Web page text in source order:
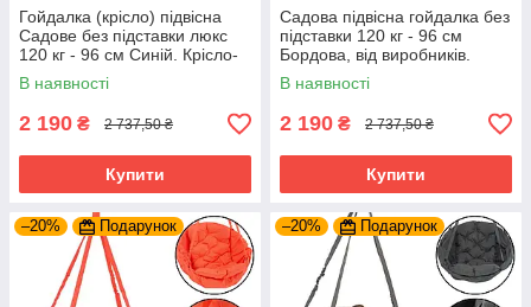
Гойдалка (крісло) підвісна
Садове без підставки люкс
120 кг - 96 см Синій. Крісло-
Гойдалка
В наявності
2 190 ₴ 2 737,50 ₴
Купити
Садова підвісна гойдалка без
підставки 120 кг - 96 см
Бордова, від виробників.
В наявності
2 190 ₴ 2 737,50 ₴
Купити
–20% Подарунок –20% Подарунок